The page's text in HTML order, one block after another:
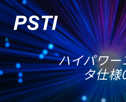
ハイパワー
タ仕様